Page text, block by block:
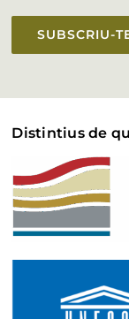
SUBSCRIU-
Distintius de